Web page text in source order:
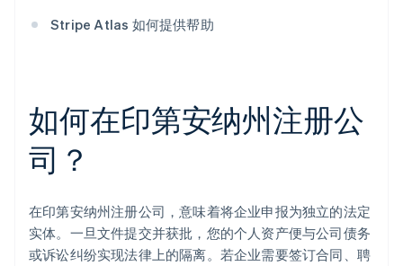
Stripe Atlas 如何提供帮助
如何在印第安纳州注册公
司？
在印第安纳州注册公司，意味着将企业申报为独立的法定
实体。一旦文件提交并获批，您的个人资产便与公司债务
或诉讼纠纷实现法律上的隔离。若企业需要签订合同、聘